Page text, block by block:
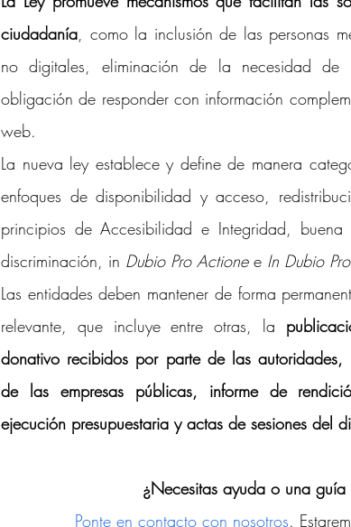
ciudadanía, como la inclusión de las personas
no digitales, eliminación de la necesidad
obligación de responder con información
web.
La nueva ley establece y define de manera
enfoques de disponibilidad y acceso,
principios de Accesibilidad e Integridad,
discriminación, in Dubio Pro Actione e In Dubio
Las entidades deben mantener de forma
relevante, que incluye entre otras, la
donativo recibidos por parte de las
de las empresas públicas, informe de
ejecución presupuestaria y actas de sesiones del
¿Necesitas ayuda o una guía
Ponte en contacto con nosotros.